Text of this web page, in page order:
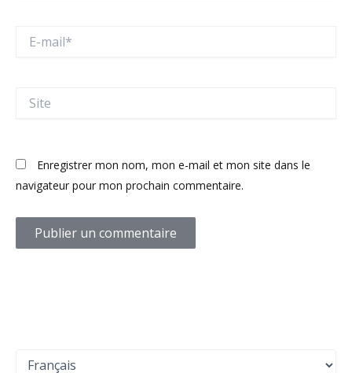
mail*
Enregistrer mon nom, mon e-mail et mon site dans le
navigateur pour mon prochain commentaire.